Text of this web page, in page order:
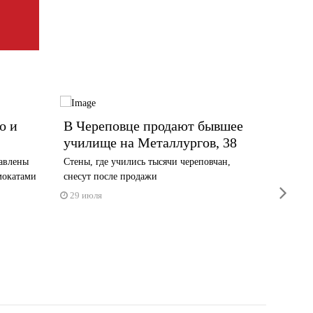
и
В Череповце продают бывшее
училище на Металлургов, 38
Стены, где учились тысячи череповчан,
снесут после продажи
29 июля
29 июля